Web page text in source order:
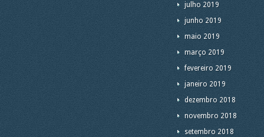
julho 2019
junho 2019
maio 2019
março 2019
fevereiro 2019
janeiro 2019
dezembro 2018
novembro 2018
setembro 2018